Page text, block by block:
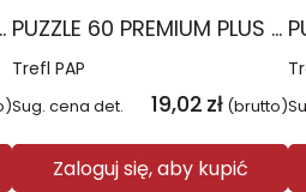
Kubuś Puchatek 17437 PUZZLE 60 PREMIUM PLUS KIDS Psie popołudnie Psi Patrol17432
Trefl PAP
Sug. cena det. 19,02 zł (brutto)
Zaloguj się, aby kupić